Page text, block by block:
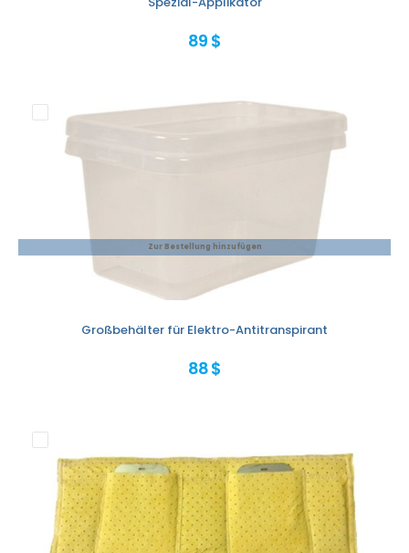
89 $
Zur Bestellung hinzufügen
Großbehälter für Elektro-Antitranspirant
88 $